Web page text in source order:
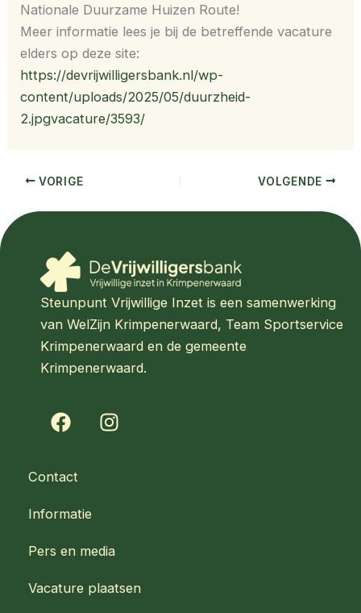
Nationale Duurzame Huizen Route!
Meer informatie lees je bij de betreffende vacature
elders op deze site:
https://devrijwilligersbank.nl/wp-
content/uploads/2025/05/duurzheid-
2.jpgvacature/3593/
VORIGE VOLGENDE
Steunpunt Vrijwillige Inzet is een samenwerking
van WelZijn Krimpenerwaard, Team Sportservice
Krimpenerwaard en de gemeente
Krimpenerwaard.
F
a
e
o
k
I
n
a
Contact
Informatie
Pers en media
Vacature plaatsen